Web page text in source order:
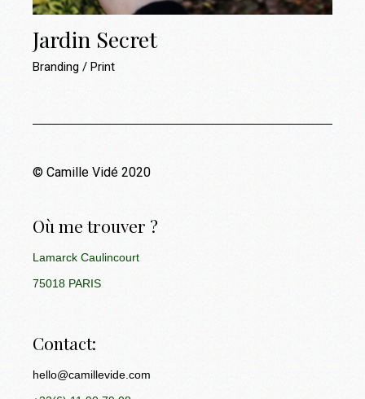
Jardin Secret
Branding Print
© Camille Vidé 2020
Où me trouver ?
Lamarck Caulincourt
75018 PARIS
Contact:
hello@camillevide.com